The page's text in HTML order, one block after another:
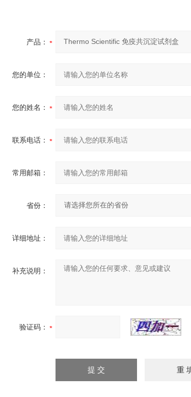
产品：
您的单位：
您的姓名：
联系电话：
常用邮箱：
省份：
详细地址：
补充说明：
验证码：